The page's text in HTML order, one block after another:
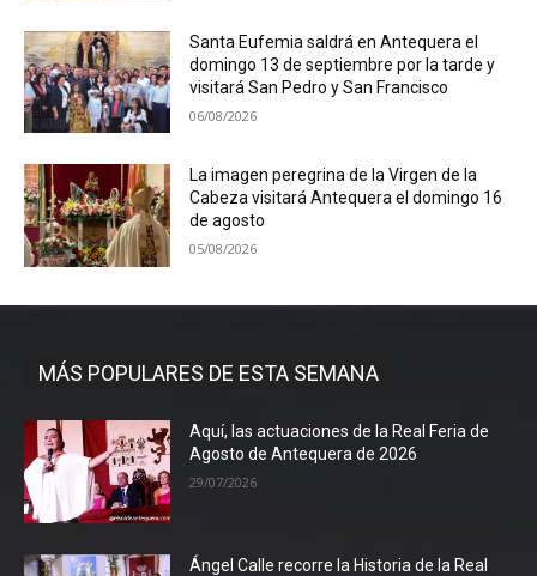
Santa Eufemia saldrá en Antequera el
domingo 13 de septiembre por la tarde y
visitará San Pedro y San Francisco
06/08/2026
La imagen peregrina de la Virgen de la
Cabeza visitará Antequera el domingo 16
de agosto
05/08/2026
MÁS POPULARES DE ESTA SEMANA
Aquí, las actuaciones de la Real Feria de
Agosto de Antequera de 2026
29/07/2026
Ángel Calle recorre la Historia de la Real